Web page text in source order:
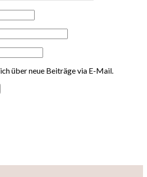
über neue Beiträge via E-Mail.